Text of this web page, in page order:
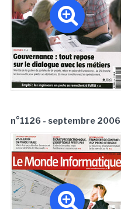
n°1126 - septembre 2006